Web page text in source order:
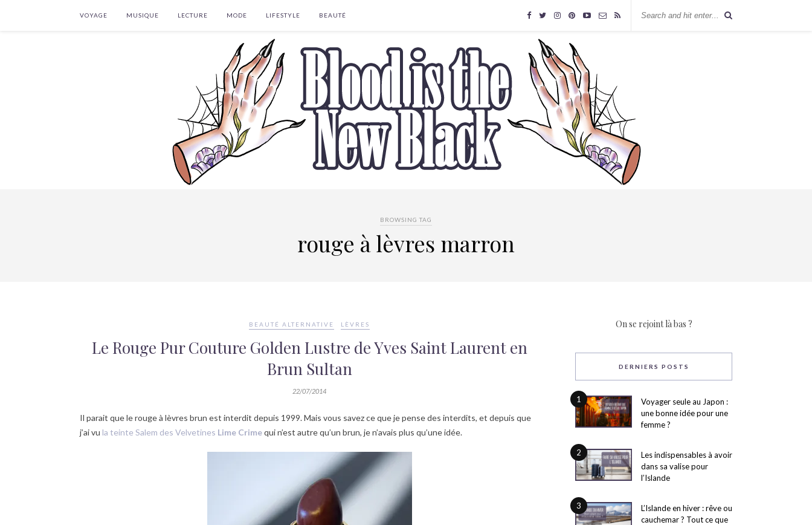
VOYAGE MUSIQUE LECTURE MODE LIFESTYLE BEAUTÉ
BROWSING TAG
rouge à lèvres marron
BEAUTÉ ALTERNATIVE LÈVRES
Le Rouge Pur Couture Golden Lustre de Yves Saint Laurent en
Brun Sultan
22/07/2014
Il parait que le rouge à lèvres brun est interdit depuis 1999. Mais vous savez ce que je pense des interdits, et depuis que
j’ai vu la teinte Salem des Velvetines Lime Crimequi n’est autre qu’un brun, je n’avais plus qu’une idée.
On se rejoint là bas ?
DERNIERS POSTS
1
Voyager seule au Japon :
une bonne idée pour une
femme ?
2
Les indispensables à avoir
dans sa valise pour
l’Islande
3
L’Islande en hiver : rêve ou
cauchemar ? Tout ce que